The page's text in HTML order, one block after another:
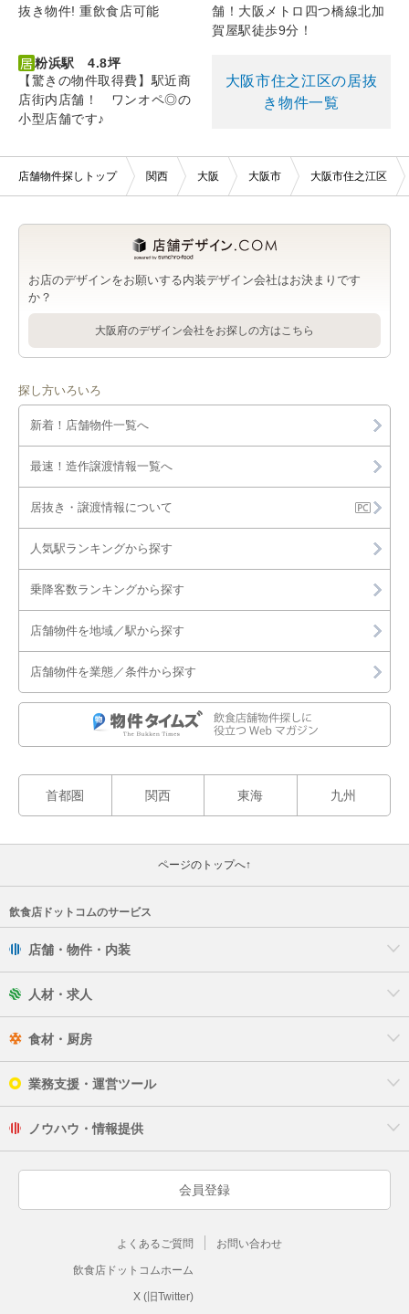
抜き物件! 重飲食店可能
舗！大阪メトロ四つ橋線北加
賀屋駅徒歩9分！
粉浜駅 4.8坪
【驚きの物件取得費】駅近商
店街内店舗！ ワンオペ◎の
小型店舗です♪
大阪市住之江区の居抜
き物件一覧
店舗物件探しトップ 関西 大阪 大阪市 大阪市住之江区
お店のデザインをお願いする内装デザイン会社はお決まりです
か？
大阪府のデザイン会社をお探しの方はこちら
探し方いろいろ
新着！店舗物件一覧へ
最速！造作譲渡情報一覧へ
居抜き・譲渡情報について
人気駅ランキングから探す
乗降客数ランキングから探す
店舗物件を地域／駅から探す
店舗物件を業態／条件から探す
首都圏 関西 東海 九州
ページのトップへ↑
飲食店ドットコムのサービス
店舗・物件・内装
人材・求人
食材・厨房
業務支援・運営ツール
ノウハウ・情報提供
会員登録
よくあるご質問 お問い合わせ
飲食店ドットコムホーム
X (旧Twitter)